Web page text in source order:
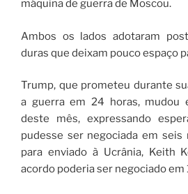
máquina de guerra de Moscou.
Ambos os lados adotaram
duras que deixam pouco espaço
Trump, que prometeu durante
a guerra em 24 horas, mudou
deste mês, expressando
pudesse ser negociada em seis
para enviado à Ucrânia, Keith
acordo poderia ser negociado em